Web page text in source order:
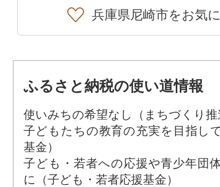
兵庫県尼崎市をお気
ふるさと納税の使い道情報
使いみちの希望なし（まちづくり推
子どもたちの教育の充実を目指し
基金）
子ども・若者への応援や青少年団
に（子ども・若者応援基金）